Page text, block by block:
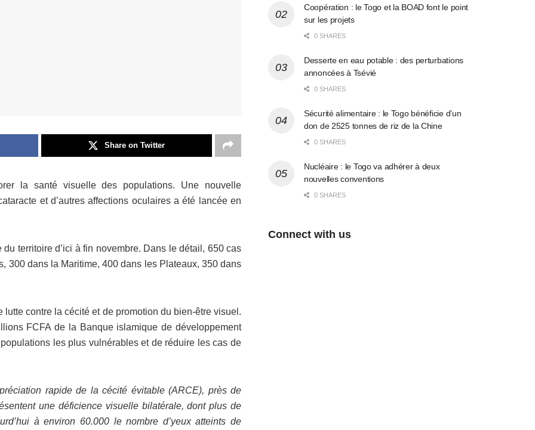
Share on Twitter
la santé visuelle des populations. Une nouvelle
et d’autres affections oculaires a été lancée en
territoire d’ici à fin novembre. Dans le détail, 650 cas
300 dans la Maritime, 400 dans les Plateaux, 350 dans
lutte contre la cécité et de promotion du bien-être visuel.
FCFA de la Banque islamique de développement
les plus vulnérables et de réduire les cas de
rapide de la cécité évitable (ARCE), près de
une déficience visuelle bilatérale, dont plus de
à environ 60.000 le nombre d’yeux atteints de
Coopération : le Togo et la BOAD font le point
sur les projets
0 SHARES
Desserte en eau potable : des perturbations
annoncées à Tsévié
0 SHARES
Sécurité alimentaire : le Togo bénéficie d’un
don de 2525 tonnes de riz de la Chine
0 SHARES
Nucléaire : le Togo va adhérer à deux
nouvelles conventions
0 SHARES
Connect with us